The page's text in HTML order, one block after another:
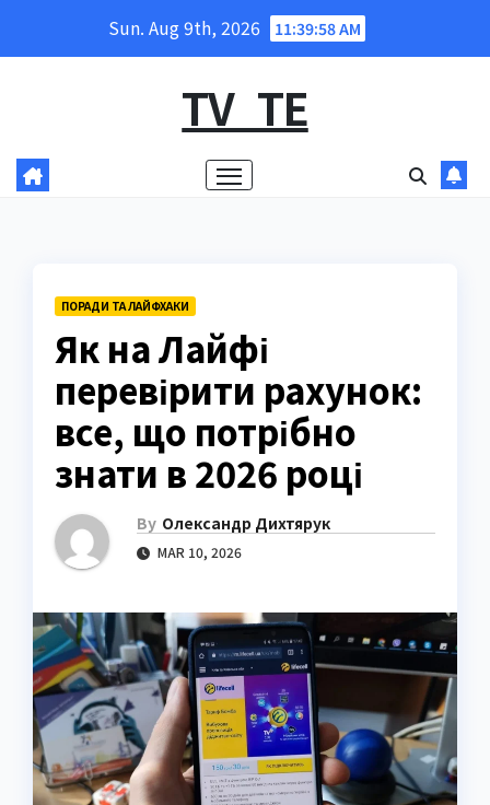
Sun. Aug 9th, 2026 11:39:59 AM
TV_TE
ПОРАДИ ТА ЛАЙФХАКИ
Як на Лайфі
перевірити рахунок:
все, що потрібно
знати в 2026 році
By Олександр Дихтярук
MAR 10, 2026